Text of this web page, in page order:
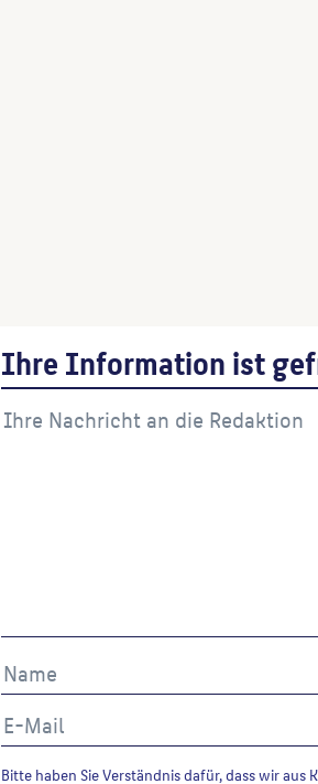
Ihre Information ist
Bitte haben Sie Verständnis dafür, dass wir aus